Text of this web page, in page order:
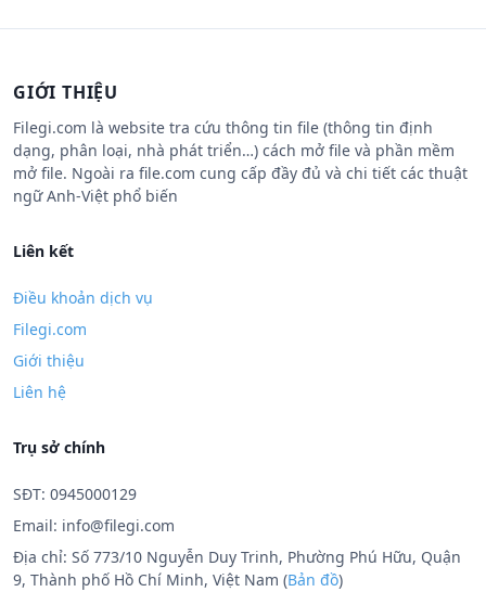
GIỚI THIỆU
Filegi.com là website tra cứu thông tin file (thông tin định
dạng, phân loại, nhà phát triển…) cách mở file và phần mềm
mở file. Ngoài ra file.com cung cấp đầy đủ và chi tiết các thuật
ngữ Anh-Việt phổ biến
Liên kết
Điều khoản dịch vụ
Filegi.com
Giới thiệu
Liên hệ
Trụ sở chính
SĐT: 0945000129
Email: info@filegi.com
Địa chỉ: Số 773/10 Nguyễn Duy Trinh, Phường Phú Hữu, Quận
9, Thành phố Hồ Chí Minh, Việt Nam (Bản đồ)